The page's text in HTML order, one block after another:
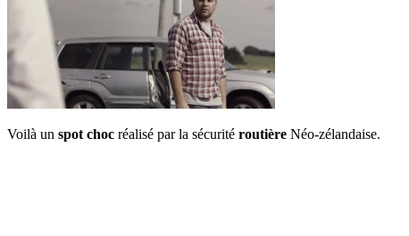
Voilà un spot choc réalisé par la sécurité routière Néo-zélandaise.